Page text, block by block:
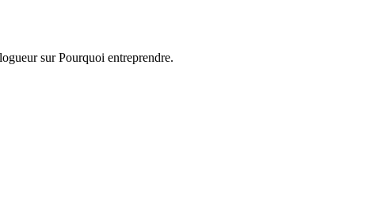
sur Pourquoi entreprendre.